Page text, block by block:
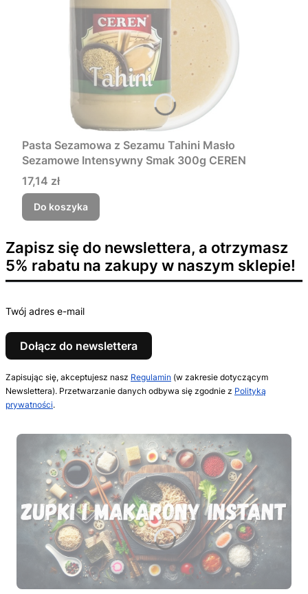
Pasta Sezamowa z Sezamu Tahini Masło
Sezamowe Intensywny Smak 300g CEREN
Cena
17,14 zł
Do koszyka
Zapisz się do newslettera, a otrzymasz
5% rabatu na zakupy w naszym sklepie!
Twój adres e-mail
Dołącz do newslettera
Zapisując się, akceptujesz nasz Regulamin (w zakresie dotyczącym
Newslettera). Przetwarzanie danych odbywa się zgodnie z Polityką
prywatności.